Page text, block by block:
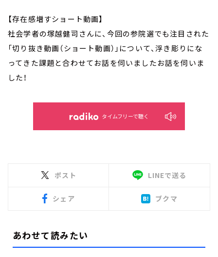
【存在感増すショート動画】
社会学者の塚越健司さんに、今回の参院選でも注目された
「切り抜き動画（ショート動画）」について、浮き彫りにな
ってきた課題と合わせてお話を伺いましたお話を伺いま
した！
タイムフリーで聴く
ポスト LINEで送る
シェア ブクマ
あわせて読みたい